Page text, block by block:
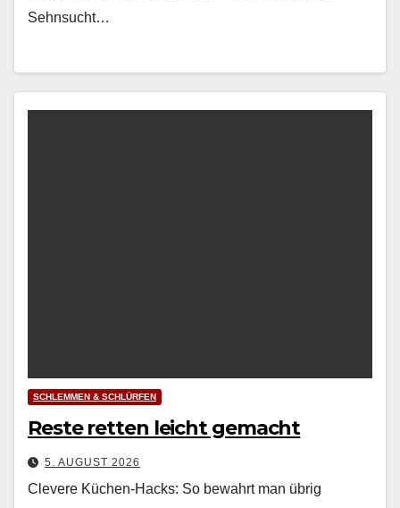
Sehn­sucht…
SCHLEMMEN & SCHLÜRFEN
Reste retten leicht gemacht
5. AUGUST 2026
Clevere Küchen-Hacks: So bewahrt man übrig